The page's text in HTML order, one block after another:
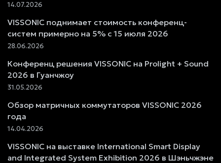
14.07.2026
VISSONIC поднимает стоимость конференц-
систем примерно на 5% с 15 июля 2026
28.06.2026
Конференц решения VISSONIC на Prolight + Sound
2026 в Гуанчжоу
31.05.2026
Обзор матричных коммутаторов VISSONIC 2026
года
14.04.2026
VISSONIC на выставке International Smart Display
and Integrated System Exhibition 2026 в Шэньчжэне